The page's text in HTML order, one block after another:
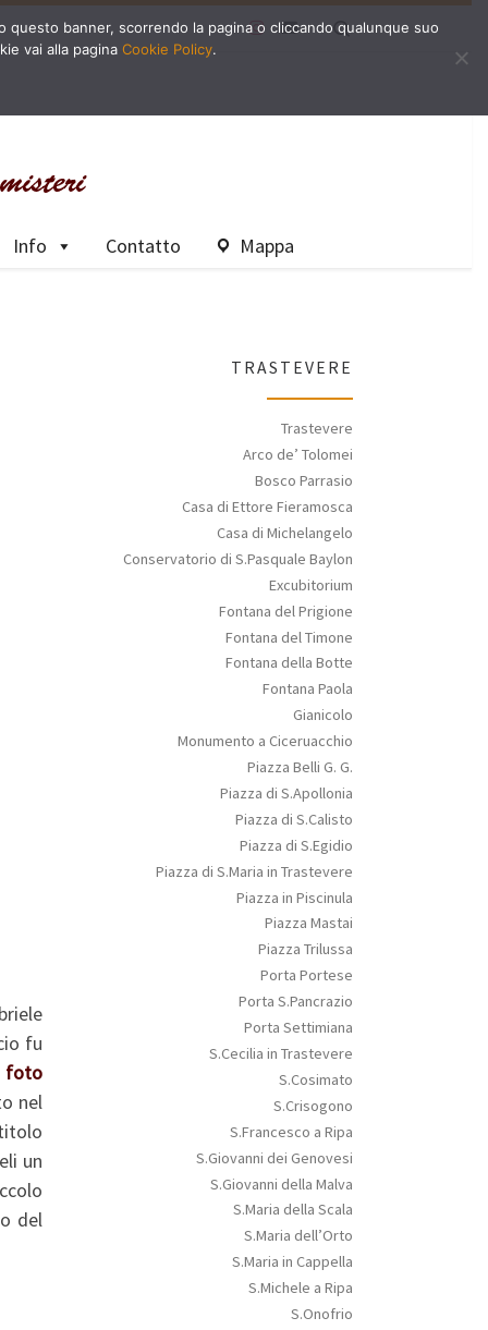
Search
Info Contatto Mappa
fu
foto
nel
un
del
TRASTEVERE
Trastevere
Arco de’ Tolomei
Bosco Parrasio
Casa di Ettore Fieramosca
Casa di Michelangelo
Conservatorio di S.Pasquale Baylon
Excubitorium
Fontana del Prigione
Fontana del Timone
Fontana della Botte
Fontana Paola
Gianicolo
Monumento a Ciceruacchio
Piazza Belli G. G.
Piazza di S.Apollonia
Piazza di S.Calisto
Piazza di S.Egidio
Piazza di S.Maria in Trastevere
Piazza in Piscinula
Piazza Mastai
Piazza Trilussa
Porta Portese
Porta S.Pancrazio
Porta Settimiana
S.Cecilia in Trastevere
S.Cosimato
S.Crisogono
S.Francesco a Ripa
S.Giovanni dei Genovesi
S.Giovanni della Malva
S.Maria della Scala
S.Maria dell’Orto
S.Maria in Cappella
S.Michele a Ripa
S.Onofrio
banner, scorrendo la pagina o cliccando qualunque suo
vai alla pagina Cookie Policy.